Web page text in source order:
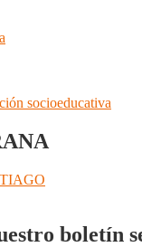
socioeducativa
boletín